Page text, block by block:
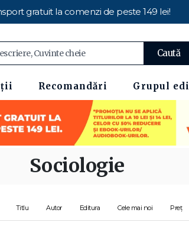
gratuit la comenzi de peste 149 lei!
Caută
Recomandări Grupul
Sociologie
Titlu Autor Editura Cele mai noi Preț